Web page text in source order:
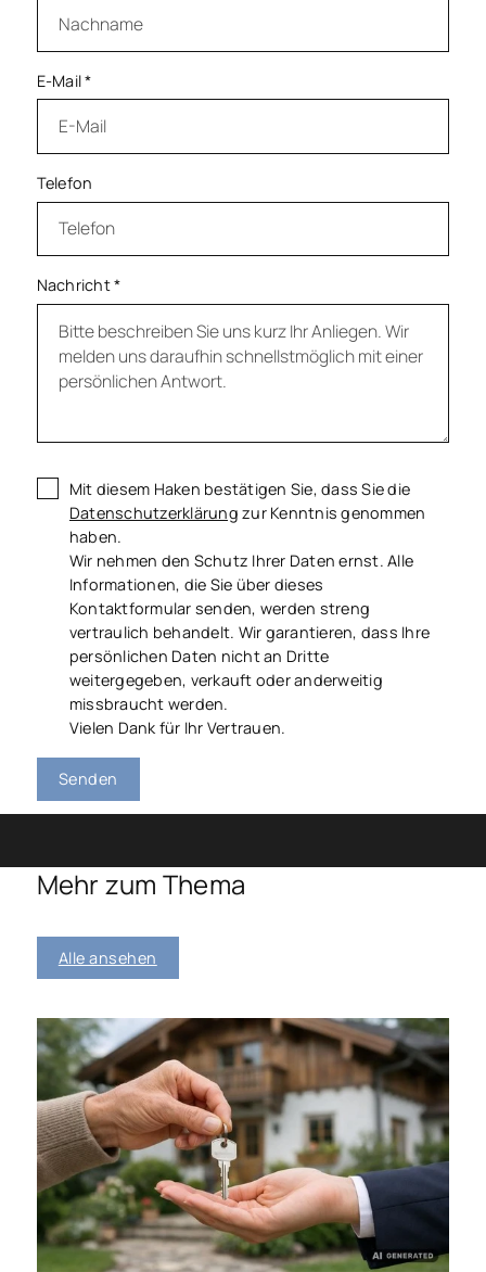
E-Mail*
Telefon
Nachricht*
Mit diesem Haken bestätigen Sie, dass Sie die
Datenschutzerklärung zur Kenntnis genommen
haben.
Wir nehmen den Schutz Ihrer Daten ernst. Alle
Informationen, die Sie über dieses
Kontaktformular senden, werden streng
vertraulich behandelt. Wir garantieren, dass Ihre
persönlichen Daten nicht an Dritte
weitergegeben, verkauft oder anderweitig
missbraucht werden.
Vielen Dank für Ihr Vertrauen.
Senden
Mehr zum Thema
Alle ansehen